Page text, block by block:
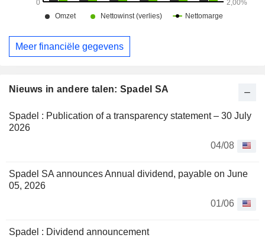
Nieuws in andere talen: Spadel SA
Spadel : Publication of a transparency statement – 30 July
2026
04/08
Spadel SA announces Annual dividend, payable on June
05, 2026
01/06
Spadel : Dividend announcement
Meer financiële gegevens